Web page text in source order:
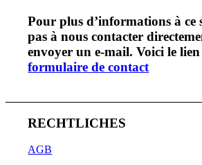
Pour plus d’informations à ce
pas à nous contacter
envoyer un e-mail. Voici le lien
formulaire de contact
RECHTLICHES
AGB